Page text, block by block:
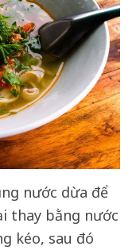
nước dừa để
thay bằng nước
kéo, sau đó